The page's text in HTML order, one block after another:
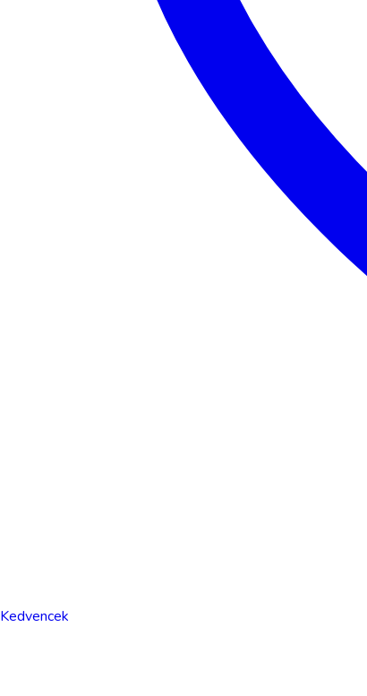
Kedvencek